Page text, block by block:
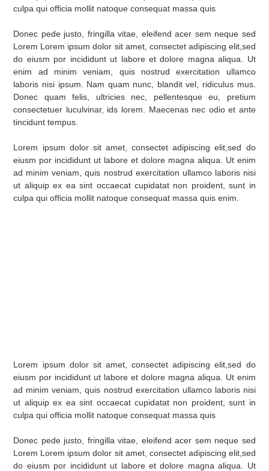
culpa qui officia mollit natoque consequat massa quis
Donec pede justo, fringilla vitae, eleifend acer sem neque sed
Lorem Lorem ipsum dolor sit amet, consectet adipiscing elit,sed
do eiusm por incididunt ut labore et dolore magna aliqua. Ut
enim ad minim veniam, quis nostrud exercitation ullamco
laboris nisi ipsum. Nam quam nunc, blandit vel, ridiculus mus.
Donec quam felis, ultricies nec, pellentesque eu, pretium
consectetuer luculvinar, ids lorem. Maecenas nec odio et ante
tincidunt tempus.
Lorem ipsum dolor sit amet, consectet adipiscing elit,sed do
eiusm por incididunt ut labore et dolore magna aliqua. Ut enim
ad minim veniam, quis nostrud exercitation ullamco laboris nisi
ut aliquip ex ea sint occaecat cupidatat non proident, sunt in
culpa qui officia mollit natoque consequat massa quis enim.
Lorem ipsum dolor sit amet, consectet adipiscing elit,sed do
eiusm por incididunt ut labore et dolore magna aliqua. Ut enim
ad minim veniam, quis nostrud exercitation ullamco laboris nisi
ut aliquip ex ea sint occaecat cupidatat non proident, sunt in
culpa qui officia mollit natoque consequat massa quis
Donec pede justo, fringilla vitae, eleifend acer sem neque sed
Lorem Lorem ipsum dolor sit amet, consectet adipiscing elit,sed
do eiusm por incididunt ut labore et dolore magna aliqua. Ut